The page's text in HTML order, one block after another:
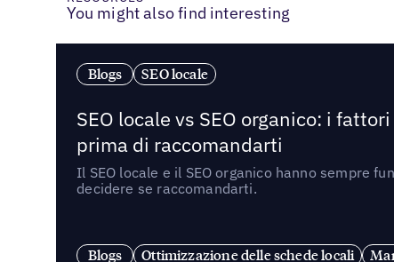
You might also find interesting
Blogs SEO locale
SEO locale vs SEO organico: i
prima di raccomandarti
Il SEO locale e il SEO organico hanno sempre
decidere se raccomandarti.
Blogs Ottimizzazione delle schede locali